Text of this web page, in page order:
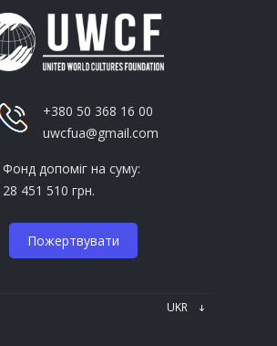
+380 50 368 16 00
uwcfua@gmail.com
Фонд допоміг на суму:
28 451 510 грн.
Пожертвувати